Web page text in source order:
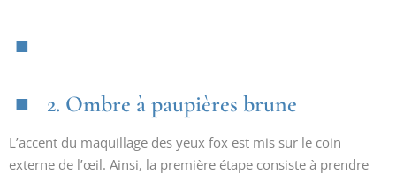
2. Ombre à paupières brune
L’accent du maquillage des yeux fox est mis sur le coin
externe de l’œil. Ainsi, la première étape consiste à prendre